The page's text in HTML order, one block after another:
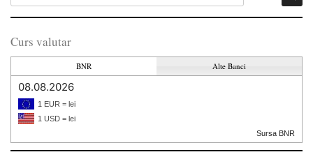
Curs valutar
BNR Alte Banci
08.08.2026
1 EUR = lei
1 USD = lei
Sursa BNR